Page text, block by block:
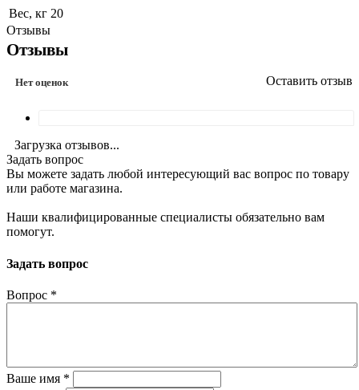
Вес, кг 20
Отзывы
Отзывы
Нет оценок Оставить отзыв
Загрузка отзывов...
Задать вопрос
Вы можете задать любой интересующий вас вопрос по товару
или работе магазина.
Наши квалифицированные специалисты обязательно вам
помогут.
Задать вопрос
Вопрос *
Ваше имя *